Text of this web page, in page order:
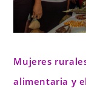
Mujeres
alimentaria y